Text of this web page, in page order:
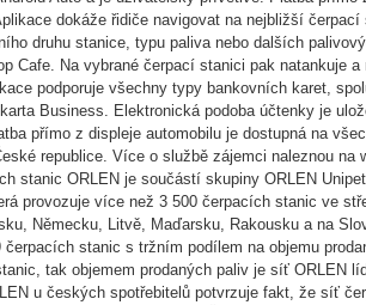
dokáže řidiče navigovat na nejbližší
druhu stanice, typu paliva nebo dalších
Cafe. Na vybrané čerpací stanici pak natankuje
podporuje všechny typy bankovních karet,
Business. Elektronická podoba účtenky je
přímo z displeje automobilu je dostupná na
republice. Více o službě zájemci naleznou na
stanic ORLEN je součástí skupiny ORLEN
provozuje více než 3 500 čerpacích stanic ve
Německu, Litvě, Maďarsku, Rakousku a na
čerpacích stanic s tržním podílem na objemu
tak objemem prodaných paliv je síť ORLEN
u českých spotřebitelů potvrzuje fakt, že síť